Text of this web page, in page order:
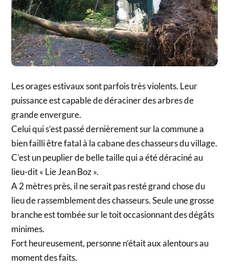
Les orages estivaux sont parfois très violents. Leur
puissance est capable de déraciner des arbres de
grande envergure.
Celui qui s’est passé dernièrement sur la commune a
bien failli être fatal à la cabane des chasseurs du village.
C’est un peuplier de belle taille qui a été déraciné au
lieu-dit « Lie Jean Boz ».
A 2 mètres près, il ne serait pas resté grand chose du
lieu de rassemblement des chasseurs. Seule une grosse
branche est tombée sur le toit occasionnant des dégâts
minimes.
Fort heureusement, personne n’était aux alentours au
moment des faits.